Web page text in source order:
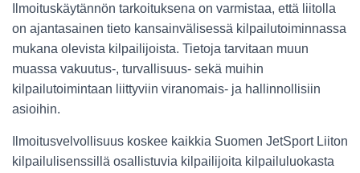
Ilmoituskäytännön tarkoituksena on varmistaa, että liitolla
on ajantasainen tieto kansainvälisessä kilpailutoiminnassa
mukana olevista kilpailijoista. Tietoja tarvitaan muun
muassa vakuutus-, turvallisuus- sekä muihin
kilpailutoimintaan liittyviin viranomais- ja hallinnollisiin
asioihin.
Ilmoitusvelvollisuus koskee kaikkia Suomen JetSport Liiton
kilpailulisenssillä osallistuvia kilpailijoita kilpailuluokasta